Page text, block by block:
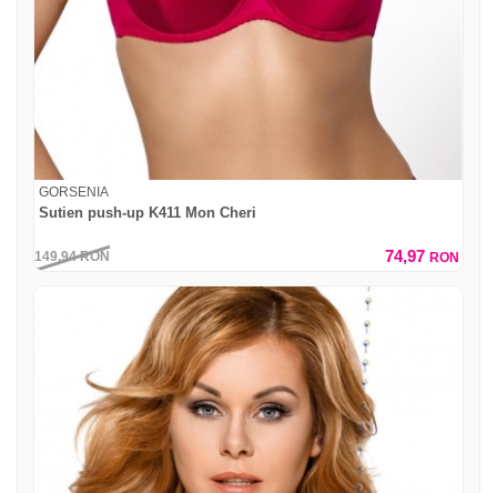
GORSENIA
Sutien push-up K411 Mon Cheri
149,94RON 74,97 RON